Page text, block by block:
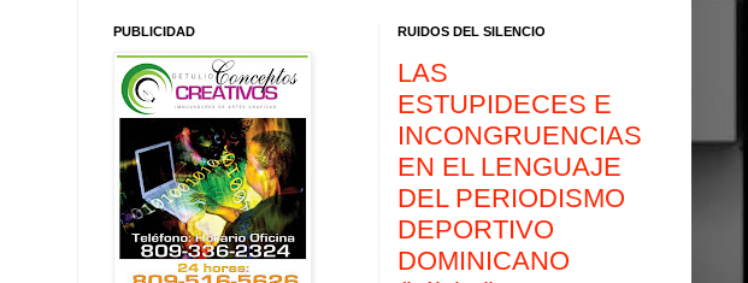
PUBLICIDAD RUIDOS DEL SILENCIO
LAS
ESTUPIDECES E
INCONGRUENCIAS
EN EL LENGUAJE
DEL PERIODISMO
DEPORTIVO
DOMINICANO